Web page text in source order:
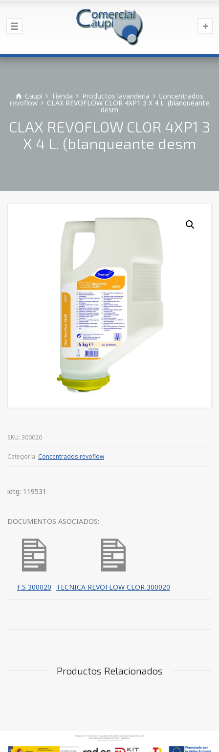
Caupi Tienda Productos lavanderia Concentrados
revoflow CLAX REVOFLOW CLOR 4XP1 3 X 4 L. (blanqueante
desm
CLAX REVOFLOW CLOR 4XP1 3
X 4 L. (blanqueante desm
SKU: 300020
Categoría: Concentrados revoflow
idtg: 119531
DOCUMENTOS ASOCIADOS:
F.S 300020 TECNICA REVOFLOW CLOR 300020
Productos Relacionados